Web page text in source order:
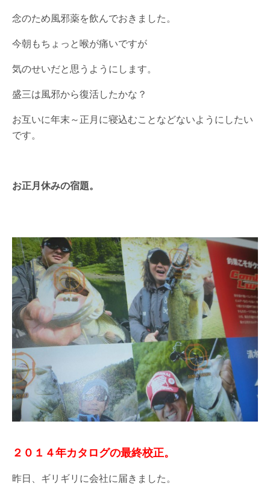
念のため風邪薬を飲んでおきました。
今朝もちょっと喉が痛いですが
気のせいだと思うようにします。
盛三は風邪から復活したかな？
お互いに年末～正月に寝込むことなどないようにしたい
です。
お正月休みの宿題。
２０１４年カタログの最終校正。
昨日、ギリギリに会社に届きました。